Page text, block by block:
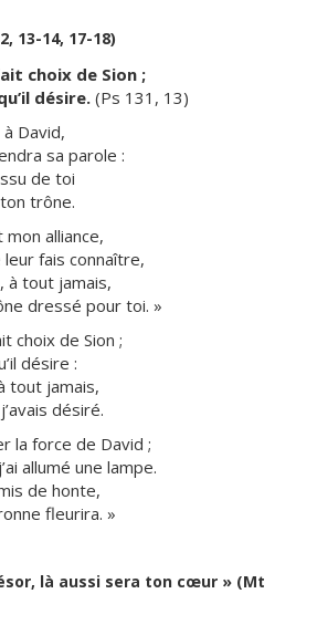
13-14, 17-18)
choix de Sion ;
désire. (Ps 131, 13)
à David,
sa parole :
de toi
trône.
alliance,
fais connaître,
à tout jamais,
dressé pour toi. »
choix de Sion ;
désire :
tout jamais,
désiré.
la force de David ;
allumé une lampe.
de honte,
fleurira. »
là aussi sera ton cœur » (Mt